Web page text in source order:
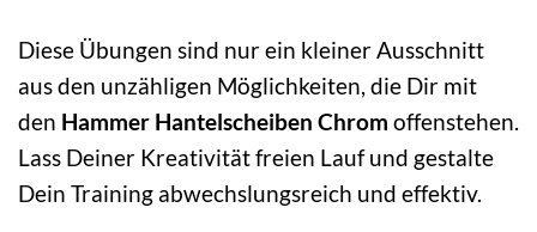
Diese Übungen sind nur ein kleiner Ausschnitt
aus den unzähligen Möglichkeiten, die Dir mit
den Hammer Hantelscheiben Chrom offenstehen.
Lass Deiner Kreativität freien Lauf und gestalte
Dein Training abwechslungsreich und effektiv.